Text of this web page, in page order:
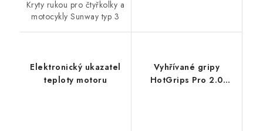
Kryty rukou pro čtyřkolky a
motocykly Sunway typ 3
Elektronický ukazatel
teploty motoru
Vyhřívané gripy
HotGrips Pro 2.0